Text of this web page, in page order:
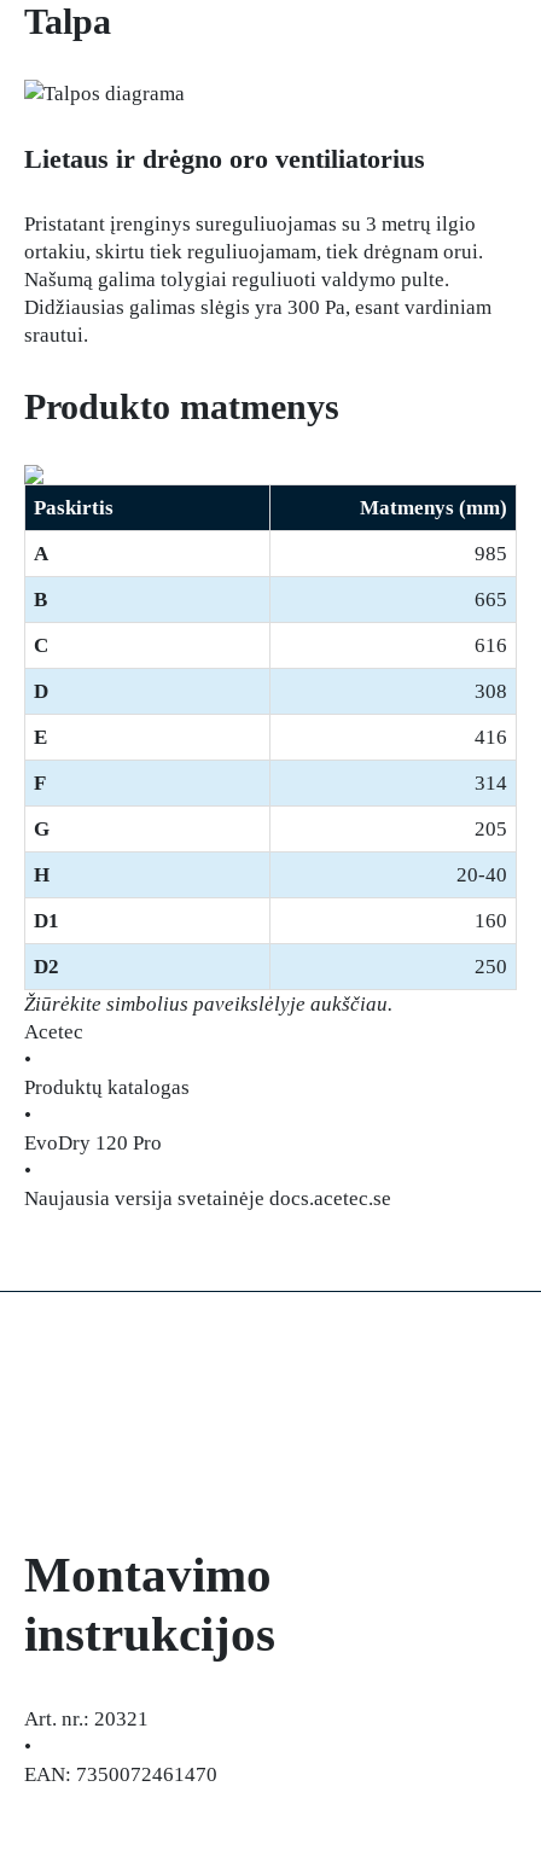
Talpa
Lietaus ir drėgno oro ventiliatorius
Pristatant įrenginys sureguliuojamas su 3 metrų ilgio
ortakiu, skirtu tiek reguliuojamam, tiek drėgnam orui.
Našumą galima tolygiai reguliuoti valdymo pulte.
Didžiausias galimas slėgis yra 300 Pa, esant vardiniam
srautui.
Produkto matmenys
Paskirtis
Matmenys (mm)
A
985
B
665
C
616
D
308
E
416
F
314
G
205
H
20-40
D1
160
D2
250
Žiūrėkite simbolius paveikslėlyje aukščiau.
Acetec
•
Produktų katalogas
•
EvoDry 120 Pro
•
Naujausia versija svetainėje docs.acetec.se
Montavimo
instrukcijos
Art. nr.: 20321
•
EAN: 7350072461470